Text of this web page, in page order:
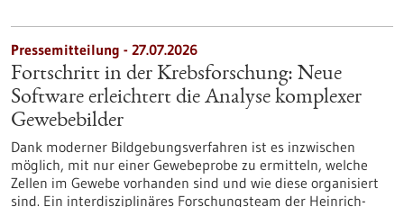
Pressemitteilung - 27.07.2026
Fortschritt in der Krebsforschung: Neue
Software erleichtert die Analyse komplexer
Gewebebilder
Dank moderner Bildgebungsverfahren ist es inzwischen
möglich, mit nur einer Gewebeprobe zu ermitteln, welche
Zellen im Gewebe vorhanden sind und wie diese organisiert
sind. Ein interdisziplinäres Forschungsteam der Heinrich-